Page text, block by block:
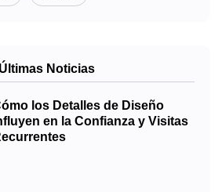
Últimas Noticias
los Detalles de Diseño
en la Confianza y Visitas